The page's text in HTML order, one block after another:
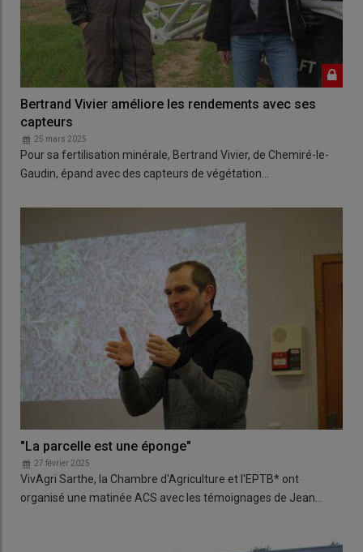
Bertrand Vivier améliore les rendements avec ses
capteurs
25 mars 2025
Pour sa fertilisation minérale, Bertrand Vivier, de Chemiré-le-
Gaudin, épand avec des capteurs de végétation…
"La parcelle est une éponge"
27 février 2025
VivAgri Sarthe, la Chambre d'Agriculture et l'EPTB* ont
organisé une matinée ACS avec les témoignages de Jean…